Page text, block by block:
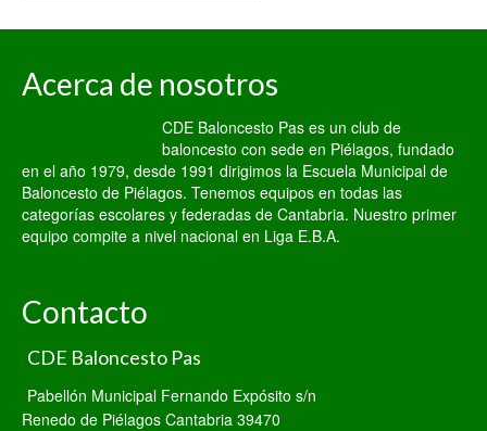
Acerca de nosotros
CDE Baloncesto Pas es un club de
baloncesto con sede en Piélagos, fundado
en el año 1979, desde 1991 dirigimos la Escuela Municipal de
Baloncesto de Piélagos. Tenemos equipos en todas las
categorías escolares y federadas de Cantabria. Nuestro primer
equipo compite a nivel nacional en Liga E.B.A.
Contacto
CDE Baloncesto Pas
Pabellón Municipal Fernando Expósito s/n
Renedo de Piélagos Cantabria 39470